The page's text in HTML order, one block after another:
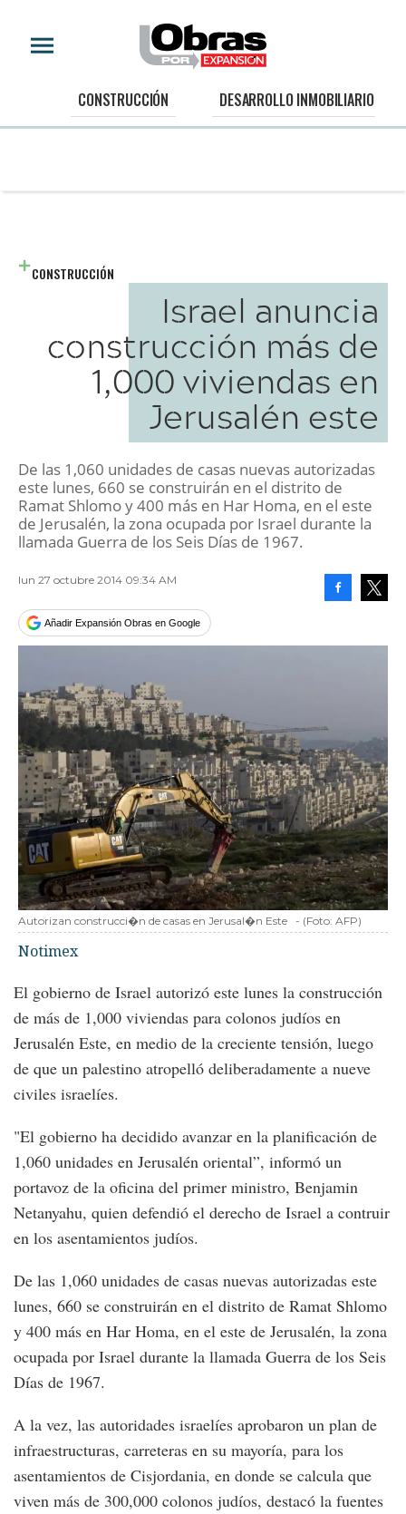
CONSTRUCCIÓN DESARROLLO INMOBILIARIO
CONSTRUCCIÓN
Israel anuncia
construcción más de
1,000 viviendas en
Jerusalén este
De las 1,060 unidades de casas nuevas autorizadas
este lunes, 660 se construirán en el distrito de
Ramat Shlomo y 400 más en Har Homa, en el este
de Jerusalén, la zona ocupada por Israel durante la
llamada Guerra de los Seis Días de 1967.
lun 27 octubre 2014 09:34 AM
Añadir Expansión Obras en Google
Autorizan construcci�n de casas en Jerusal�n Este - (Foto: AFP)
Notimex
El gobierno de Israel autorizó este lunes la construcción
de más de 1,000 viviendas para colonos judíos en
Jerusalén Este, en medio de la creciente tensión, luego
de que un palestino atropelló deliberadamente a nueve
civiles israelíes.
"El gobierno ha decidido avanzar en la planificación de
1,060 unidades en Jerusalén oriental”, informó un
portavoz de la oficina del primer ministro, Benjamin
Netanyahu, quien defendió el derecho de Israel a contruir
en los asentamientos judíos.
De las 1,060 unidades de casas nuevas autorizadas este
lunes, 660 se construirán en el distrito de Ramat Shlomo
y 400 más en Har Homa, en el este de Jerusalén, la zona
ocupada por Israel durante la llamada Guerra de los Seis
Días de 1967.
A la vez, las autoridades israelíes aprobaron un plan de
infraestructuras, carreteras en su mayoría, para los
asentamientos de Cisjordania, en donde se calcula que
viven más de 300,000 colonos judíos, destacó la fuentes